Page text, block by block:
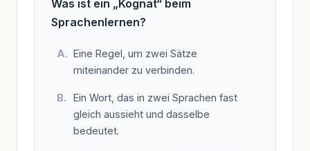
Was ist ein „Kognat“ beim
Sprachenlernen?
Eine Regel, um zwei Sätze
miteinander zu verbinden.
Ein Wort, das in zwei Sprachen fast
gleich aussieht und dasselbe
bedeutet.